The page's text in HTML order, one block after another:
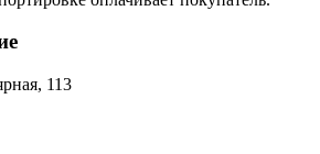
113